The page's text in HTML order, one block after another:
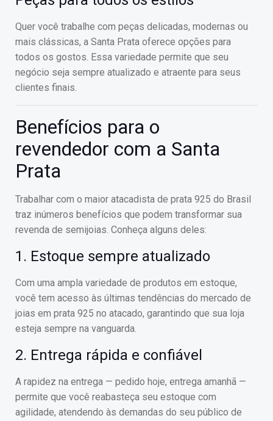
Quer você trabalhe com peças delicadas, modernas ou
mais clássicas, a Santa Prata oferece opções para
todos os gostos. Essa variedade permite que seu
negócio seja sempre atualizado e atraente para seus
clientes finais.
Benefícios para o
revendedor com a Santa
Prata
Trabalhar com o maior atacadista de prata 925 do Brasil
traz inúmeros benefícios que podem transformar sua
revenda de semijoias. Conheça alguns deles:
1. Estoque sempre atualizado
Com uma ampla variedade de produtos em estoque,
você tem acesso às últimas tendências do mercado de
joias em prata 925 no atacado, garantindo que sua loja
esteja sempre na vanguarda.
2. Entrega rápida e confiável
A rapidez na entrega — pedido hoje, entrega amanhã —
permite que você reabasteça seu estoque com
agilidade, atendendo às demandas do seu público de